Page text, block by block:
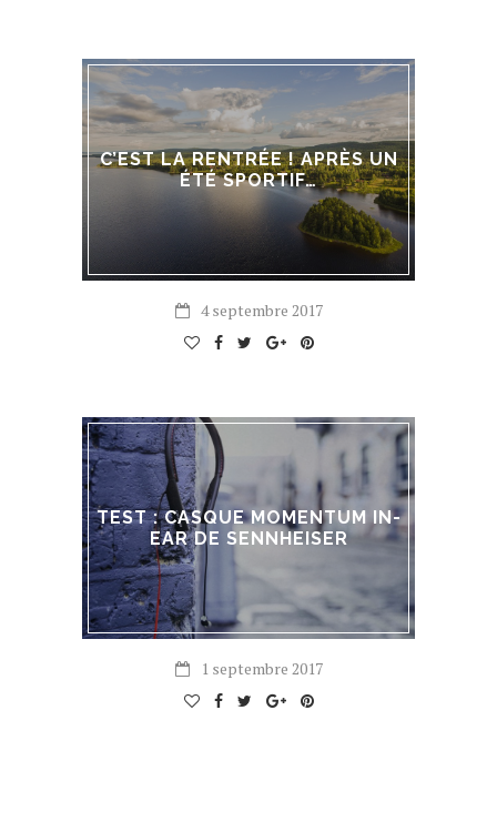
C’EST LA RENTRÉE ! APRÈS UN
ÉTÉ SPORTIF…
4 septembre 2017
TEST : CASQUE MOMENTUM IN-
EAR DE SENNHEISER
1 septembre 2017